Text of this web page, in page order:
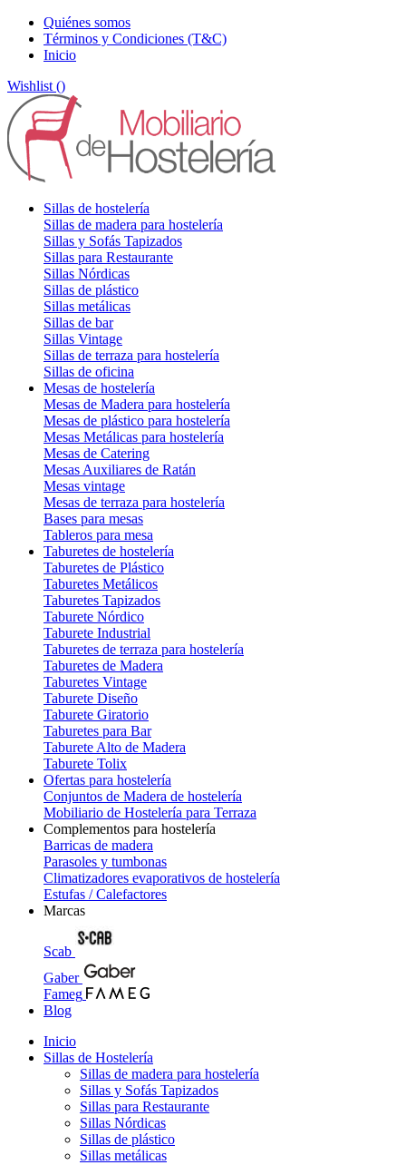
Quiénes somos
Términos y Condiciones (T&C)
Inicio
Wishlist ()
Sillas de hostelería
Sillas de madera para hostelería
Sillas y Sofás Tapizados
Sillas para Restaurante
Sillas Nórdicas
Sillas de plástico
Sillas metálicas
Sillas de bar
Sillas Vintage
Sillas de terraza para hostelería
Sillas de oficina
Mesas de hostelería
Mesas de Madera para hostelería
Mesas de plástico para hostelería
Mesas Metálicas para hostelería
Mesas de Catering
Mesas Auxiliares de Ratán
Mesas vintage
Mesas de terraza para hostelería
Bases para mesas
Tableros para mesa
Taburetes de hostelería
Taburetes de Plástico
Taburetes Metálicos
Taburetes Tapizados
Taburete Nórdico
Taburete Industrial
Taburetes de terraza para hostelería
Taburetes de Madera
Taburetes Vintage
Taburete Diseño
Taburete Giratorio
Taburetes para Bar
Taburete Alto de Madera
Taburete Tolix
Ofertas para hostelería
Conjuntos de Madera de hostelería
Mobiliario de Hostelería para Terraza
Complementos para hostelería
Barricas de madera
Parasoles y tumbonas
Climatizadores evaporativos de hostelería
Estufas / Calefactores
Marcas
Scab
Gaber
Fameg
Blog
Inicio
Sillas de Hostelería
Sillas de madera para hostelería
Sillas y Sofás Tapizados
Sillas para Restaurante
Sillas Nórdicas
Sillas de plástico
Sillas metálicas